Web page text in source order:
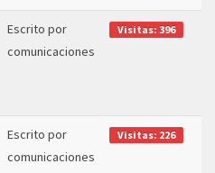
Escrito por
comunicaciones
Visitas: 396
Escrito por
comunicaciones
Visitas: 226